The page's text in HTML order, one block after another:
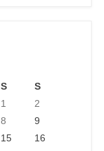
S
S
1
2
8
9
15
16